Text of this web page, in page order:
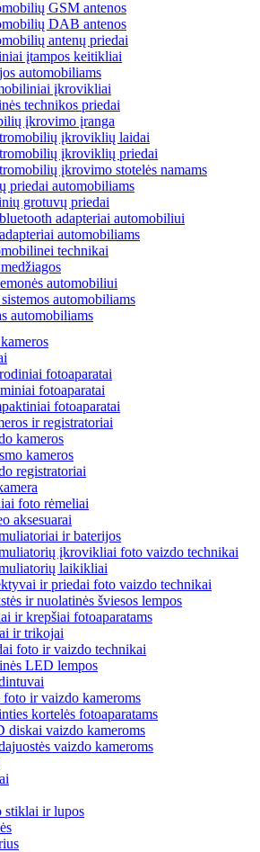
GSM antenos
DAB antenos
antenų priedai
įtampos keitikliai
automobiliams
įkrovikliai
technikos priedai
įkrovimo įranga
įkroviklių laidai
įkroviklių priedai
įkrovimo stotelės namams
priedai automobiliams
grotuvų priedai
adapteriai automobiliui
automobiliams
technikai
automobiliui
automobiliams
automobiliams
fotoaparatai
fotoaparatai
fotoaparatai
ir registratoriai
kameros
kameros
registratoriai
foto rėmeliai
aksesuarai
ir baterijos
įkrovikliai foto vaizdo technikai
laikikliai
ir priedai foto vaizdo technikai
ir nuolatinės šviesos lempos
ir krepšiai fotoaparatams
ir trikojai
foto ir vaizdo technikai
LED lempos
ir vaizdo kameroms
kortelės fotoaparatams
diskai vaizdo kameroms
vaizdo kameroms
stiklai ir lupos